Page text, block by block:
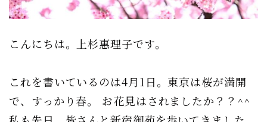
こんにちは。上杉惠理子です。
これを書いているのは4月1日。東京は桜が満開
で、すっかり春。 お花見はされましたか？？^^